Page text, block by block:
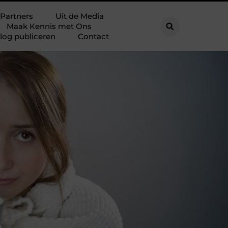
Partners
Uit de Media
Maak Kennis met Ons
publiceren
Contact